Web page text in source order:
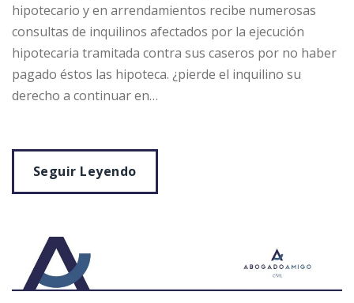
hipotecario y en arrendamientos recibe numerosas
consultas de inquilinos afectados por la ejecución
hipotecaria tramitada contra sus caseros por no haber
pagado éstos las hipoteca. ¿pierde el inquilino su
derecho a continuar en…
Seguir Leyendo